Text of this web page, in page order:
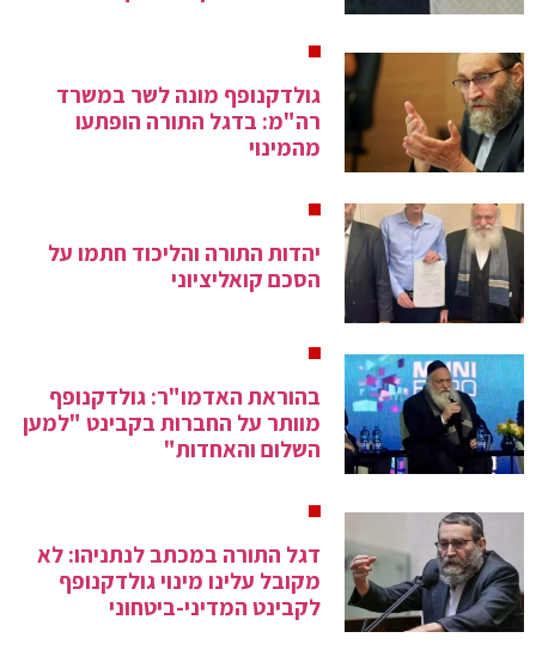
כמקובל במפלגות חרדיות, המפלגה אינה מציבה נשים ברשימתה
לכנסת ולרשויות המקומיות. באופן מסורתי המפלגה מתנגדת לציונות
ולציונות הדתית, אך פועלת איתם לעיתים בשיתוף פעולה, בניגוד
לעמדת העדה החרדית המייצגת גישה קיצונית ומתבדלת יותר.
מקור:ויקיפדיה
גולדקנופף מונה לשר במשרד
רה"מ: בדגל התורה הופתעו
מהמינוי
יהדות התורה והליכוד חתמו על
הסכם קואליציוני
בהוראת האדמו"ר: גולדקנופף
מוותר על החברות בקבינט "למען
השלום והאחדות"
דגל התורה במכתב לנתניהו: לא
מקובל עלינו מינוי גולדקנופף
לקבינט המדיני-ביטחוני